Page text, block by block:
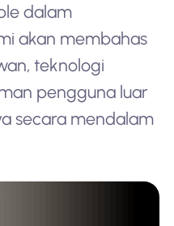
dalam
akan membahas
teknologi
pengguna luar
secara mendalam